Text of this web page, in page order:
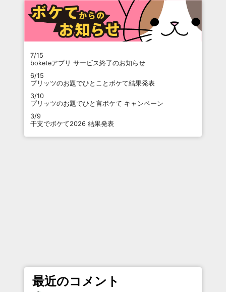
7/15
boketeアプリ サービス終了のお知らせ
6/15
プリッツのお題でひとことボケて結果発表
3/10
プリッツのお題でひと言ボケて キャンペーン
3/9
干支でボケて2026 結果発表
最近のコメント